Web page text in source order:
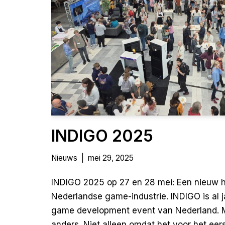
INDIGO 2025
Nieuws mei 29, 2025
INDIGO 2025 op 27 en 28 mei: Een nieuw
Nederlandse game-industrie. INDIGO is
game development event van Nederland.